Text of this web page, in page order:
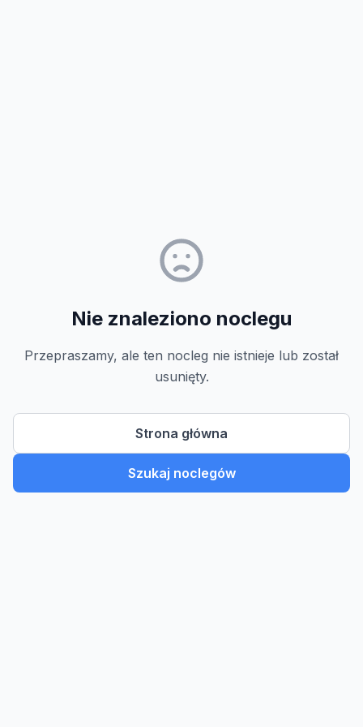
Nie znaleziono noclegu
Przepraszamy, ale ten nocleg nie istnieje lub został
usunięty.
Strona główna
Szukaj noclegów